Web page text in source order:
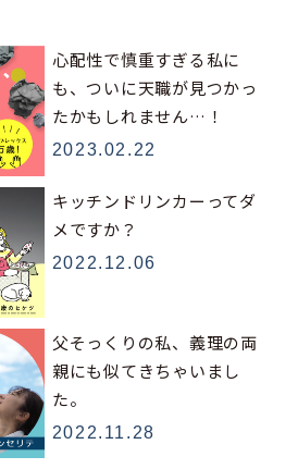
心配性で慎重すぎる私に
も、ついに天職が見つかっ
たかもしれません…！
2023.02.22
キッチンドリンカーってダ
メですか？
2022.12.06
父そっくりの私、義理の両
親にも似てきちゃいまし
た。
2022.11.28